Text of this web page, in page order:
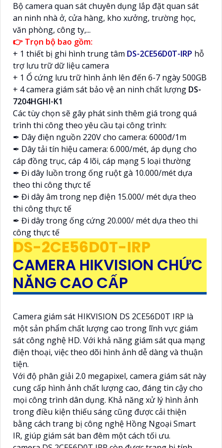
Bộ camera quan sát chuyên dụng lắp đặt quan sát
an ninh nhà ở, cửa hàng, kho xưởng, trường học,
văn phòng, công ty,...
👉 Trọn bộ bao gồm:
+ 1 thiết bị ghi hình trung tâm DS-2CE56D0T-IRP hỗ
trợ lưu trữ dữ liệu camera
+ 1 Ổ cứng lưu trữ hình ảnh lên đến 6-7 ngày 500GB
+ 4 camera giám sát bảo vệ an ninh chất lượng DS-
7204HGHI-K1
Các tùy chọn sẽ gây phát sinh thêm giá trong quá
trình thi công theo yêu cầu tại công trình:
✒ Dây điện nguồn 220V cho camera: 6000đ/1m
✒ Dây tải tín hiệu camera: 6.000/mét, áp dụng cho
cáp đồng trục, cáp 4 lõi, cáp mạng 5 loại thường
✒ Đi dây luồn trong ống ruột gà 10.000/mét dựa
theo thi công thực tế
✒ Đi dây âm trong nẹp điện 15.000/ mét dựa theo
thi công thực tế
✒ Đi dây trong ống cứng 20.000/ mét dựa theo thi
công thực tế
DS-2CE56D0T-IRP
CAMERA HIKVISION CHỨC
NĂNG CAO CẤP
Camera giám sát HIKVISION DS 2CE56D0T IRP là
một sản phẩm chất lượng cao trong lĩnh vực giám
sát công nghệ HD. Với khả năng giám sát qua mạng
điện thoại, việc theo dõi hình ảnh dễ dàng và thuận
tiện.
Với độ phân giải 2.0 megapixel, camera giám sát này
cung cấp hình ảnh chất lượng cao, đáng tin cậy cho
mọi công trình dân dụng. Khả năng xử lý hình ảnh
trong điều kiện thiếu sáng cũng được cải thiện
bằng cách trang bị công nghệ Hồng Ngoại Smart
IR, giúp giám sát ban đêm một cách tối ưu.